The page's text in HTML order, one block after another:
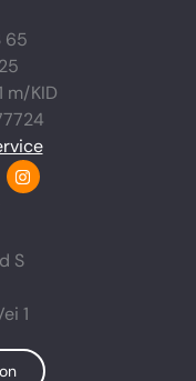
65
m/KID
I
n
s
g
r
S
1